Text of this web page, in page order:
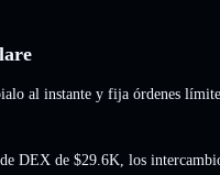
al instante y fija órdenes
DEX de $29.6K, los